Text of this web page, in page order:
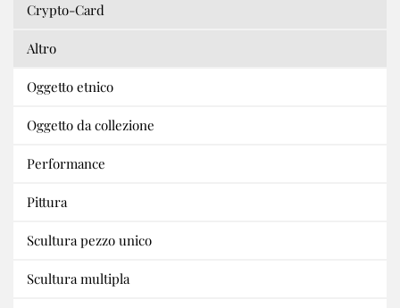
Crypto-Card
Altro
Oggetto etnico
Oggetto da collezione
Performance
Pittura
Scultura pezzo unico
Scultura multipla